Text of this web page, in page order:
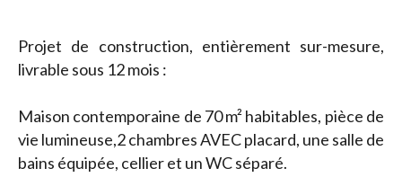
Projet de construction, entièrement sur-mesure,
livrable sous 12 mois :
Maison contemporaine de 70 m² habitables, pièce de
vie lumineuse,2 chambres AVEC placard, une salle de
bains équipée, cellier et un WC séparé.